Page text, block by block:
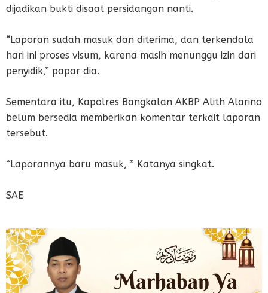
dijadikan bukti disaat persidangan nanti.
“Laporan sudah masuk dan diterima, dan terkendala
hari ini proses visum, karena masih menunggu izin dari
penyidik,” papar dia.
Sementara itu, Kapolres Bangkalan AKBP Alith Alarino
belum bersedia memberikan komentar terkait laporan
tersebut.
“Laporannya baru masuk, ” Katanya singkat.
SAE